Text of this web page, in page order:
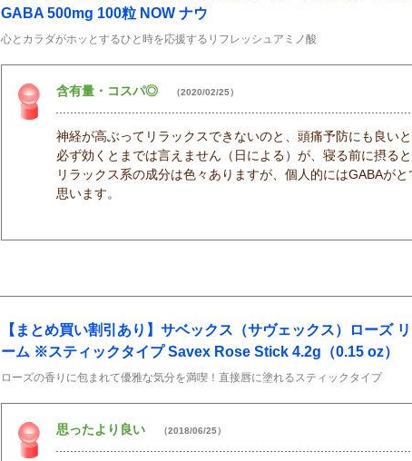
GABA 500mg 100粒 NOW ナウ
心とカラダがホッとするひと時を応援するリフレッシュアミノ酸
含有量・コスパ◎ （2020/02/25）
神経が高ぶってリラックスできないのと、頭痛予防にも良い
必ず効くとまでは言えません（日による）が、寝る前に摂ると
リラックス系の成分は色々ありますが、個人的にはGABAが
思います。
【まとめ買い割引あり】サベックス（サヴェックス）ローズ
ーム ※スティックタイプ Savex Rose Stick 4.2g（0.15 oz）
ローズの香りに包まれて優雅な気分を満喫！直接唇に塗れるスティックタイプ
思ったより良い （2018/06/25）